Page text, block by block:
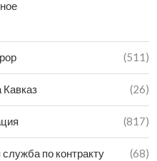
(511)
Кавказ (26)
(817)
по контракту (68)